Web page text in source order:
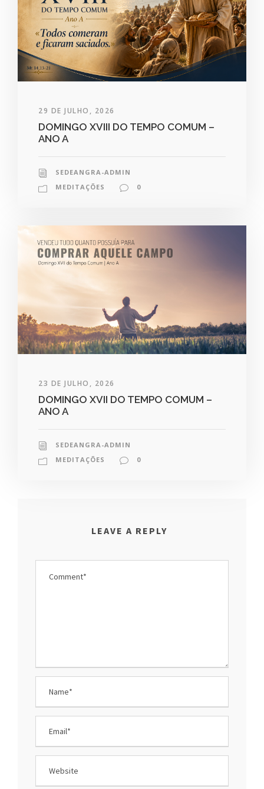
29 DE JULHO, 2026
DOMINGO XVIII DO TEMPO COMUM –
ANO A
SEDEANGRA-ADMIN
MEDITAÇÕES
0
23 DE JULHO, 2026
DOMINGO XVII DO TEMPO COMUM –
ANO A
SEDEANGRA-ADMIN
MEDITAÇÕES
0
LEAVE A REPLY